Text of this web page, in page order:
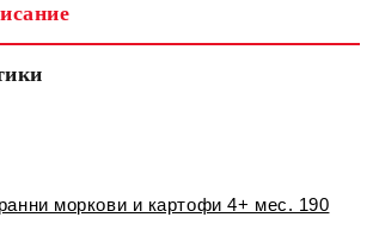
моркови и картофи 4+ мес. 190